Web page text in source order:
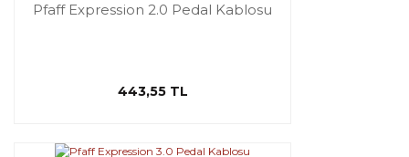
Pfaff Expression 2.0 Pedal Kablosu
443,55 TL